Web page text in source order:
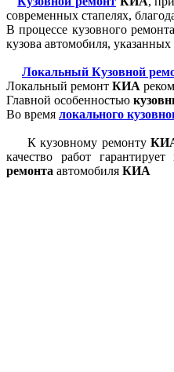
современных стапелях,
В процессе кузовного ремонта
кузова автомобиля,
Локальный Кузовной
Локальный ремонт КИА
Главной особенностью
Во время локального
К кузовному ремонту
качество работ
ремонта автомобиля КИА